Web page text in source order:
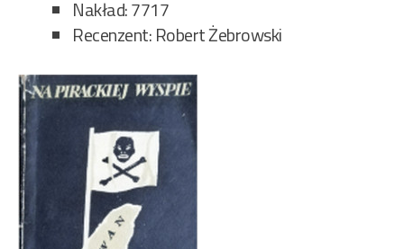
Nakład: 7717
Recenzent: Robert Żebrowski